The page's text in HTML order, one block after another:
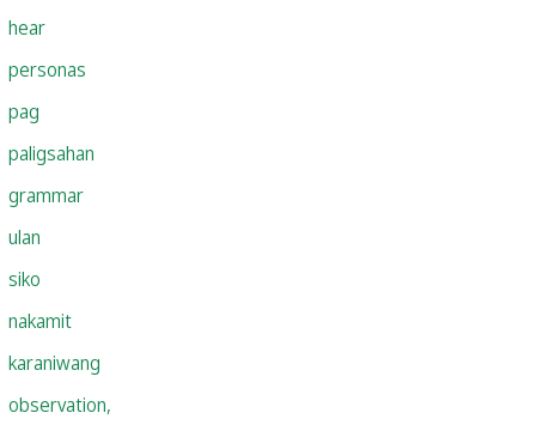
hear
personas
pag
paligsahan
grammar
ulan
siko
nakamit
karaniwang
observation,